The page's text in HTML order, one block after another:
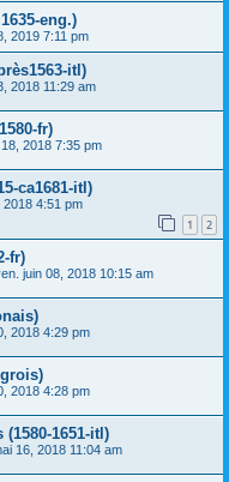
eng.)
2019 7:11 pm
itl)
2018 11:29 am
fr)
2018 7:35 pm
ca1681-itl)
2018 4:51 pm
1 2
fr)
juin 08, 2018 10:15 am
2018 4:29 pm
2018 4:28 pm
1651-itl)
16, 2018 11:04 am